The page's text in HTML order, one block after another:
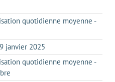
quotidienne moyenne -
janvier 2025
quotidienne moyenne -